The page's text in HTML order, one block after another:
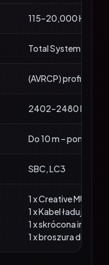
115–20,000 Hz
Total System Peak
(AVRCP) profil
2402–2480 MHz
Do 10 m – pomiar
SBC, LC3
1 x Creative MUVO
1 x Kabel ładujący z
1 x skrócona
1 x broszura